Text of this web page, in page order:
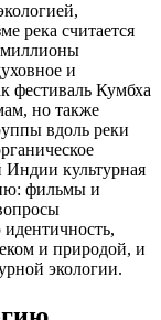
река считается
и
фестиваль Кумбха
но также
вдоль реки
Индии культурная
фильмы и
и природой, и
экологии.